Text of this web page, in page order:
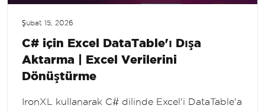
Şubat 15, 2026
C# için Excel DataTable'ı Dışa
Aktarma | Excel Verilerini
Dönüştürme
IronXL kullanarak C# dilinde Excel'i DataTable'a